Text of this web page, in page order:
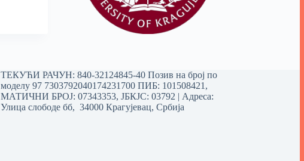
ТЕКУЋИ РАЧУН: 840-32124845-40 Позив на број по
моделу 97 7303792040174231700ПИБ: 101508421,
МАТИЧНИ БРОЈ: 07343353, ЈБКЈС: 03792 | Aдреса:
Улица слободе бб, 34000 Крагујевац, Србија